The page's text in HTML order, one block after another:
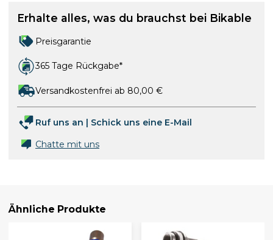
Erhalte alles, was du brauchst bei Bikable
Preisgarantie
365 Tage Rückgabe*
Versandkostenfrei ab 80,00 €
Ruf uns an | Schick uns eine E-Mail
Chatte mit uns
Ähnliche Produkte